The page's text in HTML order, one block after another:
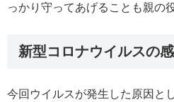
っかり守ってあげることも親の
新型コロナウイルスの
今回ウイルスが発生した原因と